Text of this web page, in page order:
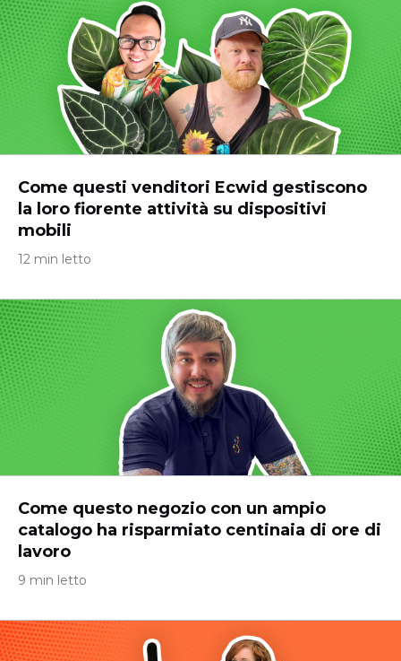
Come questi venditori Ecwid gestiscono
la loro fiorente attività su dispositivi
mobili
12 min letto
Come questo negozio con un ampio
catalogo ha risparmiato centinaia di ore di
lavoro
9 min letto